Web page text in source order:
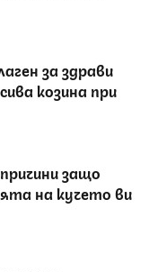
за здрави
козина при
защо
на кучето ви